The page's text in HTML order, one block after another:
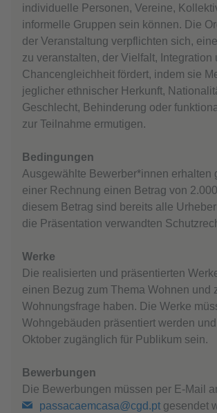
individuelle Personen, Vereine,
informelle Gruppen sein können. Die
der Veranstaltung verpflichten sich,
zu veranstalten, der Vielfalt, Integration
Chancengleichheit fördert, indem sie
jeglicher ethnischer Herkunft,
Geschlecht, Behinderung oder
zur Teilnahme ermutigen.
Bedingungen
Ausgewählte Bewerber*innen erhalten
einer Rechnung einen Betrag von
diesem Betrag sind bereits alle
die Präsentation verwandten
Werke
Die realisierten und präsentierten
einen Bezug zum Thema Wohnen und
Wohnungsfrage haben. Die Werke
Wohngebäuden präsentiert werden
Oktober zugänglich für Publikum sein.
Bewerbungen
Die Bewerbungen müssen per E-Mail
passacaemcasa@cgd.pt gesendet